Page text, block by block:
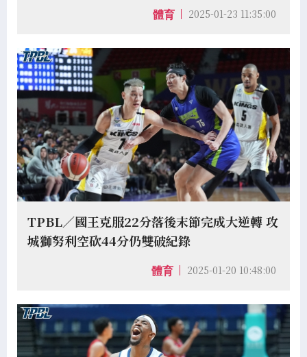
體育 2025-01-23 11:35:00
TPBL／國王克服22分落後末節完成大逆轉 攻
城獅努利空砍44分仍雙破紀錄
體育 2025-01-20 10:48:00